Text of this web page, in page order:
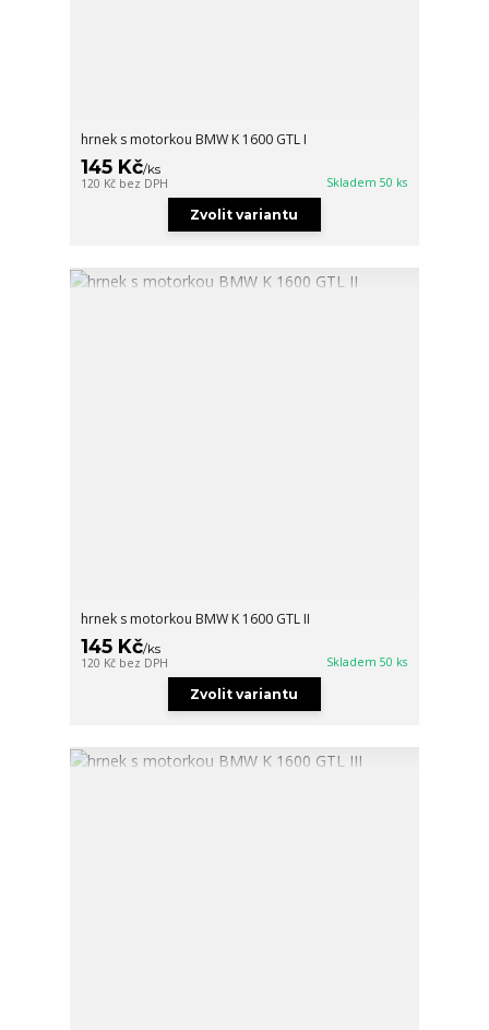
hrnek s motorkou BMW K 1600 GTL I
145 Kč/ks
120 Kč bez DPH Skladem 50 ks
Zvolit variantu
hrnek s motorkou BMW K 1600 GTL II
145 Kč/ks
120 Kč bez DPH Skladem 50 ks
Zvolit variantu